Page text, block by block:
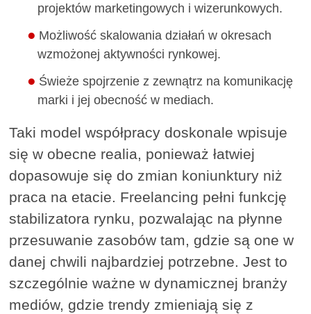
projektów marketingowych i wizerunkowych.
Możliwość skalowania działań w okresach
wzmożonej aktywności rynkowej.
Świeże spojrzenie z zewnątrz na komunikację
marki i jej obecność w mediach.
Taki model współpracy doskonale wpisuje
się w obecne realia, ponieważ łatwiej
dopasowuje się do zmian koniunktury niż
praca na etacie. Freelancing pełni funkcję
stabilizatora rynku, pozwalając na płynne
przesuwanie zasobów tam, gdzie są one w
danej chwili najbardziej potrzebne. Jest to
szczególnie ważne w dynamicznej branży
mediów, gdzie trendy zmieniają się z